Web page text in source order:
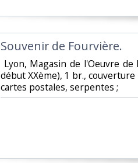
‎Souvenir de Fourvière.‎
Lyon, Magasin de l'Oeuvre
début XXème), 1 br.,
cartes postales, serpentes ; ‎